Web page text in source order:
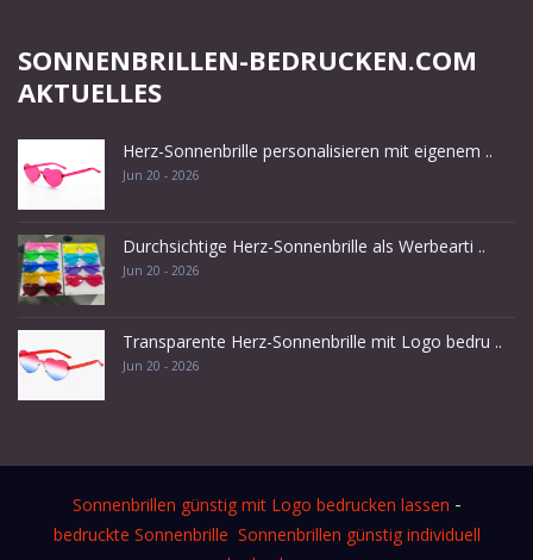
SONNENBRILLEN-BEDRUCKEN.COM
AKTUELLES
Herz-Sonnenbrille personalisieren mit eigenem ..
Jun 20 - 2026
Durchsichtige Herz-Sonnenbrille als Werbearti ..
Jun 20 - 2026
Transparente Herz-Sonnenbrille mit Logo bedru ..
Jun 20 - 2026
Sonnenbrillen günstig mit Logo bedrucken lassen -
bedruckte Sonnenbrille Sonnenbrillen günstig individuell